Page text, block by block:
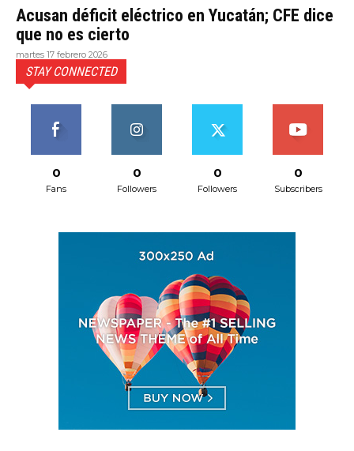
Acusan déficit eléctrico en Yucatán; CFE dice
que no es cierto
martes 17 febrero 2026
STAY CONNECTED
0
Fans
0
Followers
0
Followers
0
Subscribers